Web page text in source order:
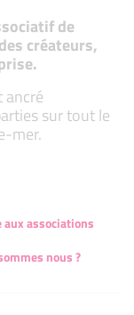
de
créateurs,
ancré
sur tout le
mer.
aux associations
nous ?